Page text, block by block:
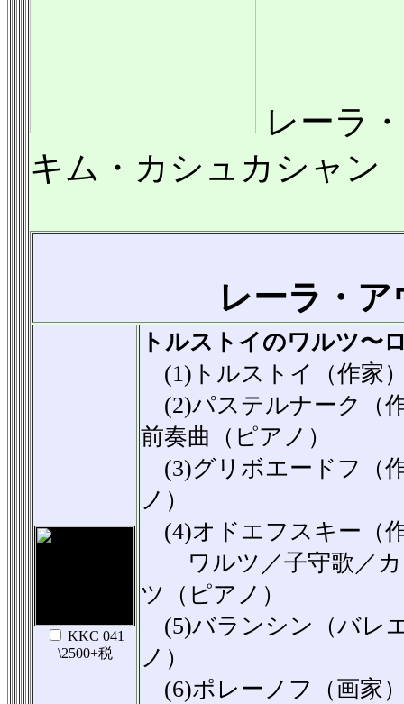
レーラ
キム・カシュカシャン
レーラ・
KKC 041
\2500+税
トルストイのワルツ〜
(1)トルストイ（作家
(2)パステルナーク（
前奏曲（ピアノ）
(3)グリボエードフ（
ノ）
(4)オドエフスキー（
ワルツ／子守歌／カ
ツ（ピアノ）
(5)バランシン（バレ
ノ）
(6)ポレーノフ（画家